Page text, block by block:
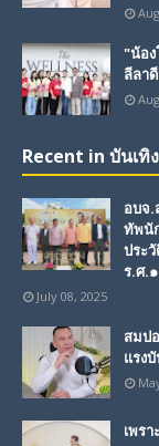
"น้อ
ลีลา
Recent in บันเทิง
อบจ.
ทัพนั
ประ
ร.ศ.
July 08, 2025
สมป
แรง
เพร